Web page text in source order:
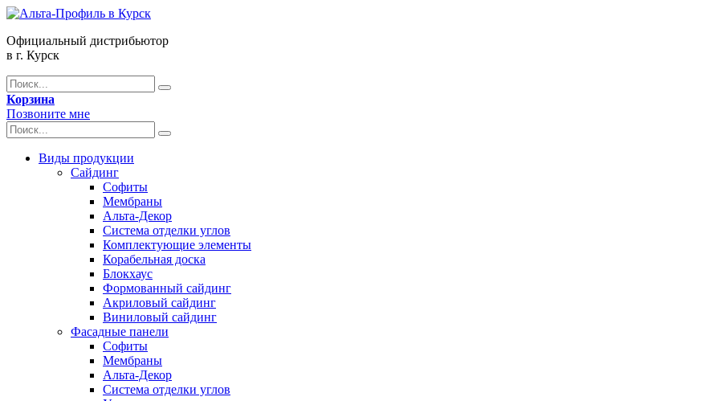
Официальный дистрибьютор
в г. Курск
Корзина
Позвоните мне
Виды продукции
Сайдинг
Софиты
Мембраны
Альта-Декор
Система отделки углов
Комплектующие элементы
Корабельная доска
Блокхаус
Формованный сайдинг
Акриловый сайдинг
Виниловый сайдинг
Фасадные панели
Софиты
Мембраны
Альта-Декор
Система отделки углов